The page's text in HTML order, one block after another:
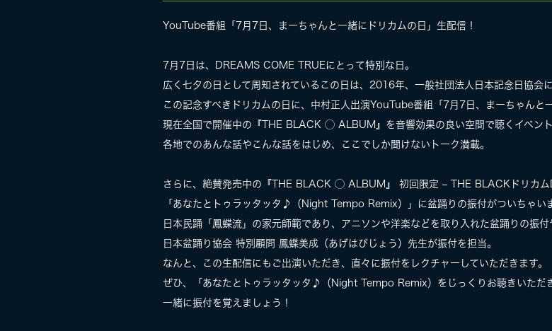
YouTube番組「7月7日、まーちゃんと一緒にドリカムの日」生配信！
7月7日は、DREAMS COME TRUEにとって特別な日。
広く七夕の日として周知されているこの日は、2016年、一般社団法人日本記念日協会
この記念すべきドリカムの日に、中村正人出演YouTube番組「7月7日、まーちゃんと
現在全国で開催中の『THE BLACK ◯ ALBUM』を音響効果の良い空間で聴くイベン
各地でのあんな話やこんな話をはじめ、ここでしか聞けないトーク満載。
さらに、絶賛発売中の『THE BLACK ◯ ALBUM』 初回限定 – THE BLACKドリカム
「あなたとトゥラッタッタ♪（Night Tempo Remix）」に盆踊りの振付がついちゃい
日本民踊「鳳蝶流」の家元師範であり、アニソンや洋楽などを取り入れた盆踊りの振付
日本盆踊り協会 特別顧問 鳳蝶美成（あげはびじょう）先生が振付を担当。
なんと、この生配信にもご出演いただき、直々に振付をレクチャーしていただきます。
ぜひ、「あなたとトゥラッタッタ♪（Night Tempo Remix）をじっくりお聴きいただ
一緒に振付を覚えましょう！